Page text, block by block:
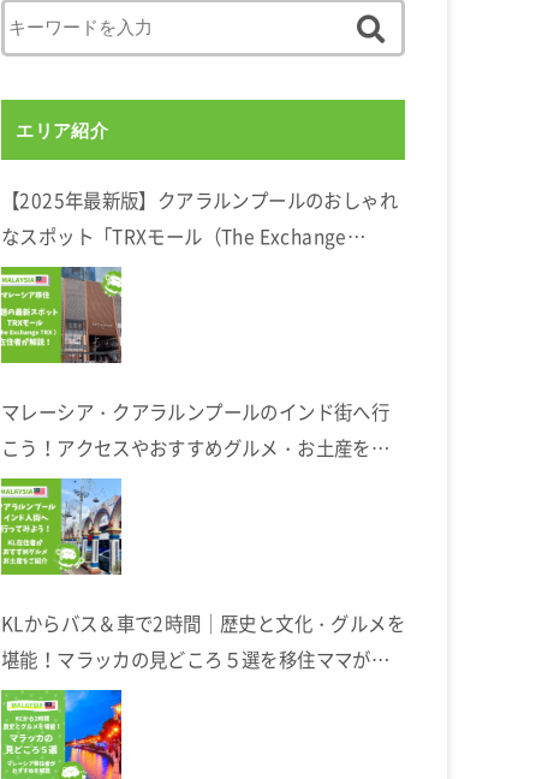
エリア紹介
【2025年最新版】クアラルンプールのおしゃれ
なスポット「TRXモール（The Exchange
TRX）」完全ガイド
マレーシア・クアラルンプールのインド街へ行
こう！アクセスやおすすめグルメ・お土産を在
住者が解説します
KLからバス＆車で2時間｜歴史と文化・グルメを
堪能！マラッカの見どころ５選を移住ママが解
説